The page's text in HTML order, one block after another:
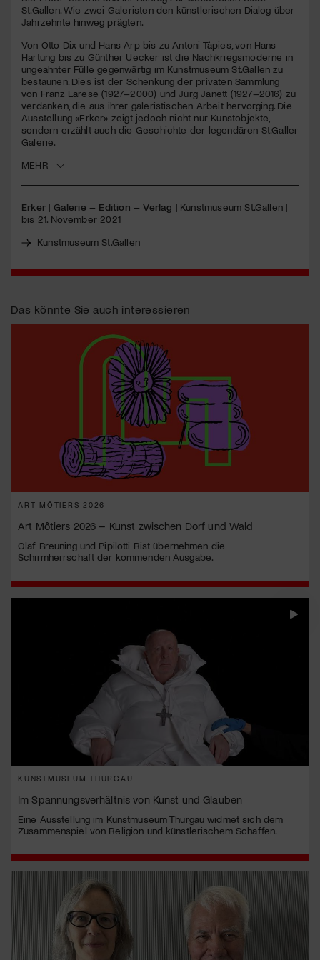
seconds
St.Gallen. Wie zwei Galeristen den künstlerischen Dialog über
Jahrzehnte hinweg prägten.
Von Otto Dix und Hans Arp bis zu Antoni Tàpies, von Hans
Hartung bis zu Günther Uecker ist die Nachkriegsmoderne in
ungeahnter Fülle gegenwärtig im Kunstmuseum St.Gallen zu
bestaunen. Dies ist der Schenkung der privaten Sammlung
von Franz Larese (1927–2000) und Jürg Janett (1927–2016) zu
verdanken, die aus ihrer galeristischen Arbeit hervorging. Die
Ausstellung «Erker» zeigt jedoch nicht nur Kunstobjekte,
sondern erzählt auch die Geschichte der legendären St.Galler
Galerie.
MEHR
Erker| Galerie – Edition – Verlag | Kunstmuseum St.Gallen |
bis 21. November 2021
Kunstmuseum St.Gallen
Das könnte Sie auch interessieren
ART MÔTIERS 2026
Art Môtiers 2026 – Kunst zwischen Dorf und Wald
Olaf Breuning und Pipilotti Rist übernehmen die
Schirmherrschaft der kommenden Ausgabe.
KUNSTMUSEUM THURGAU
Im Spannungsverhältnis von Kunst und Glauben
Eine Ausstellung im Kunstmuseum Thurgau widmet sich dem
Zusammenspiel von Religion und künstlerischem Schaffen.
Jetzt Mitglied werden